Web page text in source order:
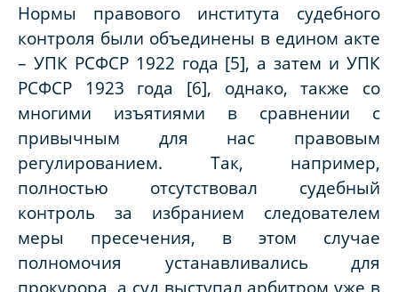
Нормы правового института судебного
контроля были объединены в едином акте
– УПК РСФСР 1922 года [5], а затем и УПК
РСФСР 1923 года [6], однако, также со
многими изъятиями в сравнении с
привычным для нас правовым
регулированием. Так, например,
полностью отсутствовал судебный
контроль за избранием следователем
меры пресечения, в этом случае
полномочия устанавливались для
прокурора, а суд выступал арбитром уже в